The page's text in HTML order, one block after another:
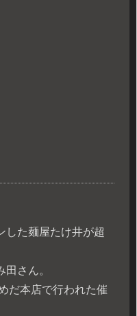
した麺屋たけ井が超
さん。
だ本店で行われた催